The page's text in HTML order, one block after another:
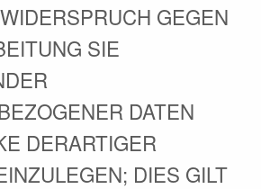
GEGEN
SIE
DATEN
DERARTIGER
DIES GILT